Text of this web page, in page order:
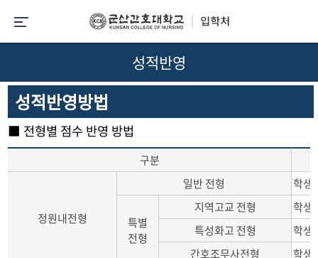
성적반영
성적반영방법
■ 전형별 점수 반영 방법
구분
정원내전형
일반 전형 학생
특별
전형
지역고교 전형
학생
특성화고 전형
학생
간호조무사전형
학생